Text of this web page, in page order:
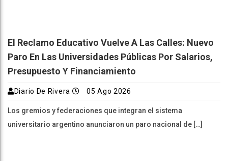
El Reclamo Educativo Vuelve A Las Calles: Nuevo
Paro En Las Universidades Públicas Por Salarios,
Presupuesto Y Financiamiento
Diario De Rivera 05 Ago 2026
Los gremios y federaciones que integran el sistema
universitario argentino anunciaron un paro nacional de […]